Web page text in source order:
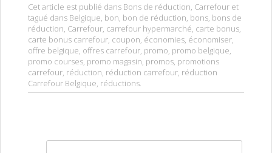
Cet article est publié dans Bons de réduction, Carrefour et
tagué dans Belgique, bon, bon de réduction, bons, bons de
réduction, Carrefour, carrefour hypermarché, carte bonus,
carte bonus carrefour, coupon, économies, économiser,
offre belgique, offres carrefour, promo, promo belgique,
promo courses, promo magasin, promos, promotions
carrefour, réduction, réduction carrefour, réduction
Carrefour Belgique, réductions.